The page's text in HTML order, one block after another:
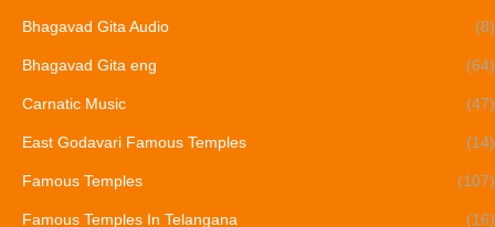
Bhagavad Gita Audio (8)
Bhagavad Gita eng (64)
Carnatic Music (47)
East Godavari Famous Temples (14)
Famous Temples (107)
Famous Temples In Telangana (16)